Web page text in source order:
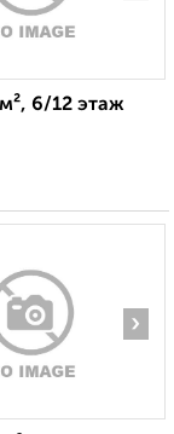
6/12 этаж
›